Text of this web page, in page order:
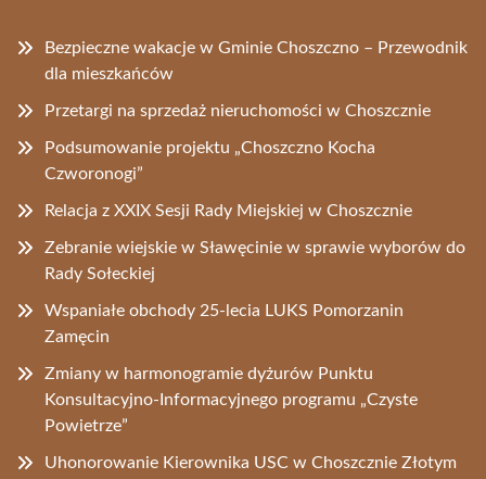
Bezpieczne wakacje w Gminie Choszczno – Przewodnik
dla mieszkańców
Przetargi na sprzedaż nieruchomości w Choszcznie
Podsumowanie projektu „Choszczno Kocha
Czworonogi”
Relacja z XXIX Sesji Rady Miejskiej w Choszcznie
Zebranie wiejskie w Sławęcinie w sprawie wyborów do
Rady Sołeckiej
Wspaniałe obchody 25-lecia LUKS Pomorzanin
Zamęcin
Zmiany w harmonogramie dyżurów Punktu
Konsultacyjno-Informacyjnego programu „Czyste
Powietrze”
Uhonorowanie Kierownika USC w Choszcznie Złotym